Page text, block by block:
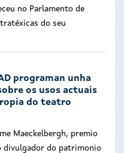
no Parlamento de
do seu
programan unha
os usos actuais
do teatro
Maeckelbergh, premio
divulgador do patrimonio